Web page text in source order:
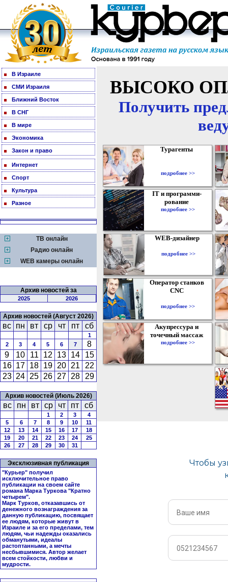
В Израиле
СМИ Израиля
Ближний Восток
В СНГ
В мире
Экономика
Закон и право
Интернет
Спорт
Культура
Разное
ТВ онлайн
Радио онлайн
WEB камеры онлайн
Архив новостей за
2025 2026
Архив новостей (Август 2026)
вс пн вт ср чт пт сб
1
2
3 4 5 6 7
8
9
10 11 12 13 14
15
16 17 18 19 20 21
22
23 24 25 26 27 28 29
Архив новостей (Июль 2026)
вс пн вт ср чт пт сб
1 2 3
4
5
6 7 8 9 10
11
12
13 14 15 16 17
18
19
20 21 22 23 24
25
26
27 28 29 30 31
Эксклюзивная публикация
"Курьер" получил
исключительное право
публикации на своем сайте
романа Марка Туркова "Кратно
четырем".
Марк Турков, отказавшись от
денежного вознаграждения за
данную публикацию, посвящает
ее людям, которые живут в
Израиле и за его пределами, тем
людям, чьи надежды оказались
обманутыми, идеалы
растоптанными, а мечты
несбывшимися. Автор желает
всем стойкости, любви и
мудрости.
ВЫСОКО
Получить
Турагенты
подробнее >>
IT и программи-
рование
подробнее >>
WEB-дизайнер
подробнее >>
Оператор станков
CNC
подробнее >>
Акупрессура и
точечный массаж
подробнее >>